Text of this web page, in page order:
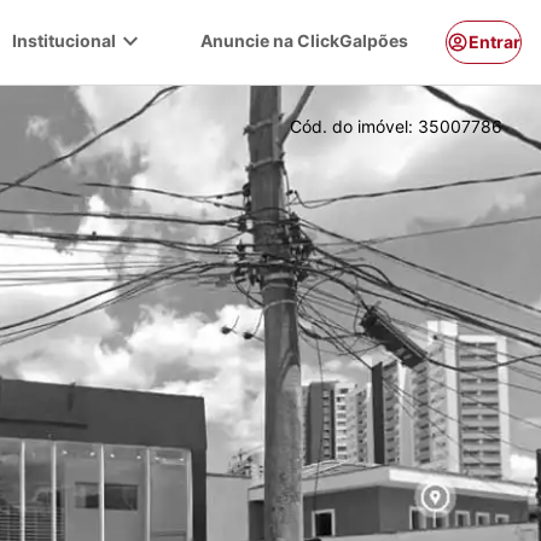
Institucional expand_more Anuncie na ClickGalpões Entrar
Cód. do imóvel: 35007786